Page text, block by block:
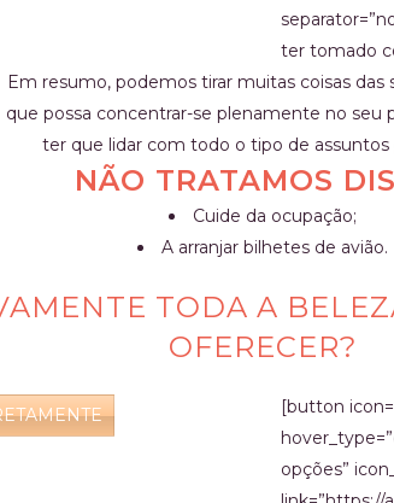
ter tomado
Em resumo, podemos tirar muitas coisas das
que possa concentrar-se plenamente no seu
ter que lidar com todo o tipo de assuntos
NÃO TRATAMOS
Cuide da ocupação;
A arranjar bilhetes de avião.
TODA A
OFERECER?
[button
opções”